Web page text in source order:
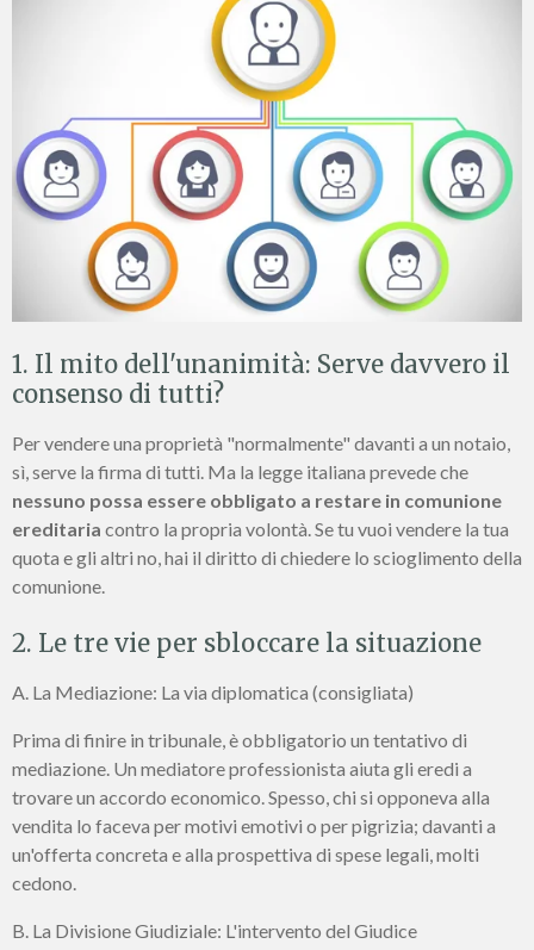
1. Il mito dell'unanimità: Serve davvero il
consenso di tutti?
Per vendere una proprietà "normalmente" davanti a un notaio,
sì, serve la firma di tutti. Ma la legge italiana prevede che
nessuno possa essere obbligato a restare in comunione
ereditaria contro la propria volontà. Se tu vuoi vendere la tua
quota e gli altri no, hai il diritto di chiedere lo scioglimento della
comunione.
2. Le tre vie per sbloccare la situazione
A. La Mediazione: La via diplomatica (consigliata)
Prima di finire in tribunale, è obbligatorio un tentativo di
mediazione. Un mediatore professionista aiuta gli eredi a
trovare un accordo economico. Spesso, chi si opponeva alla
vendita lo faceva per motivi emotivi o per pigrizia; davanti a
un'offerta concreta e alla prospettiva di spese legali, molti
cedono.
B. La Divisione Giudiziale: L'intervento del Giudice